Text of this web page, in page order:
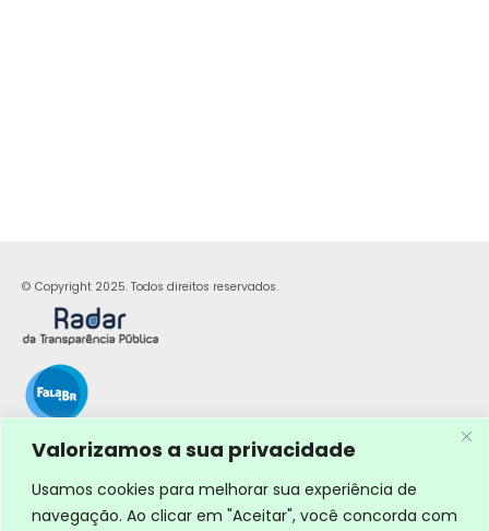
Valorizamos a sua privacidade
Usamos cookies para melhorar sua experiência de
navegação. Ao clicar em "Aceitar", você concorda com
© Copyright 2025. Todos direitos reservados.